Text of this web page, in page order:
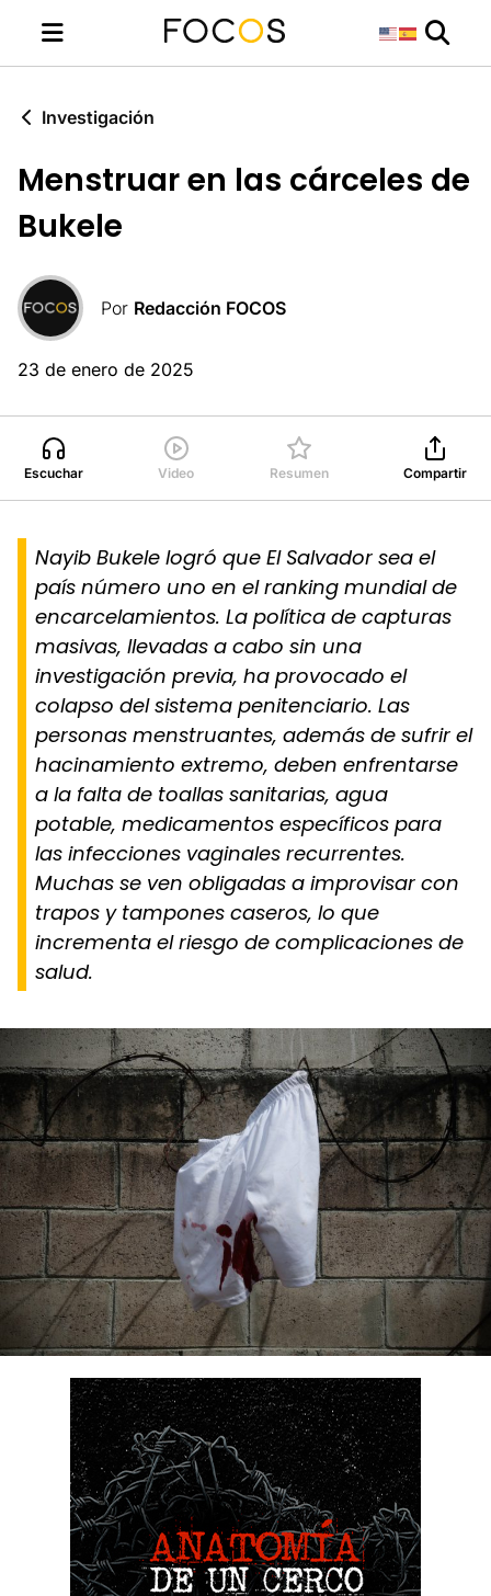
Investigación
Menstruar en las cárceles de
Bukele
Por Redacción FOCOS
23 de enero de 2025
Escuchar Video Resumen Compartir
Nayib Bukele logró que El Salvador sea el
país número uno en el ranking mundial de
encarcelamientos. La política de capturas
masivas, llevadas a cabo sin una
investigación previa, ha provocado el
colapso del sistema penitenciario. Las
personas menstruantes, además de sufrir el
hacinamiento extremo, deben enfrentarse
a la falta de toallas sanitarias, agua
potable, medicamentos específicos para
las infecciones vaginales recurrentes.
Muchas se ven obligadas a improvisar con
trapos y tampones caseros, lo que
incrementa el riesgo de complicaciones de
salud.